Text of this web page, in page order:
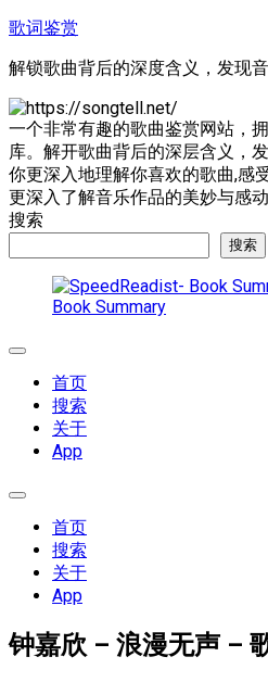
跳
内
容
歌词鉴赏
解锁歌曲背后的深度含义，发现
一个非常有趣的歌曲鉴赏网站，
库。解开歌曲背后的深层含义，
你更深入地理解你喜欢的歌曲,感
更深入了解音乐作品的美妙与感动
搜索
搜索
Book Summary
展
首页
搜索
关于
App
展
首页
搜索
关于
App
钟嘉欣 – 浪漫无声 –